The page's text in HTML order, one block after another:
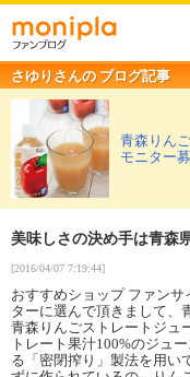
さゆりさんの ブログ記事
青森りん
モニター
美味しさの決め手は青森
[2016/04/07 7:19:44]
おすすめショップ ファン
ターに選んで頂きまして、
青森りんごストレートジュ
トレート果汁100%のジュ
る「密閉搾り」製法を用い